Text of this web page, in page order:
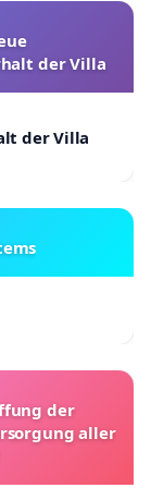
Festhalten
und in
der Villa
der Villa
der
aller